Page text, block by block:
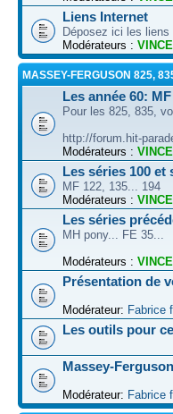
Liens Internet
Déposez ici les
Modérateurs :
MASSEY-FERGUSON 825,
Les année 60:
Pour les 825, 835,
http://forum.hit-
Modérateurs :
Les séries 100
MF 122, 135... 194
Modérateurs :
Les séries
MH pony... FE 35...
Modérateurs :
Présentation de
Modérateur: Fabrice
Les outils pour
Massey-
Modérateur: Fabrice